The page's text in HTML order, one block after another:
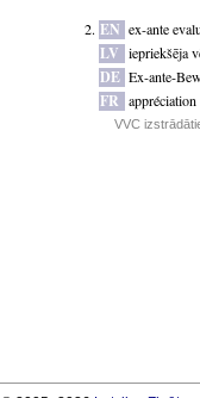
EN ex-ante
LV iepriekšēja
DE Ex-ante-
FR appréciation
VVC